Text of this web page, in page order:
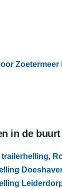
in de buurt
trailerhelling,